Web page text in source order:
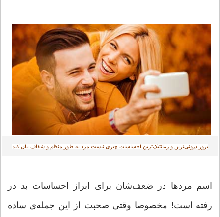
بروز درونی‌ترین و رمانتیک‌ترین احساسات چیزی نیست مرد به طور منظم و شفاف بیان کند‎
اسم مردها در ضعف‌شان برای ابراز احساسات بد در
رفته است! مخصوصا وقتی صحبت از این جمله‌ی ساده